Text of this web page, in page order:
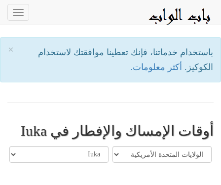
×
باستخدام خدماتنا، فإنك تعطينا موافقتك لاستخدام
الكوكيز. أكثر معلومات.
أوقات الإمساك والإفطار في Iuka